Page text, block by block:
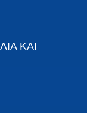
ΚΑΙ